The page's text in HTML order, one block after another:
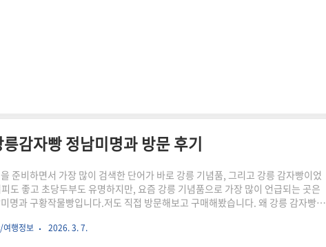
감자빵 정남미명과 방문 후기
준비하면서 가장 많이 검색한 단어가 바로 강릉 기념품, 그리고 강릉 감자빵이었
도 좋고 초당두부도 유명하지만, 요즘 강릉 기념품으로 가장 많이 언급되는 곳은
명과 구황작물빵입니다.저도 직접 방문해보고 구매해봤습니다. 왜 강릉 감자빵이
년부터 이어온 장인 정신을 강조하며 국내산 쌀과 농산물로 만든 VEGGIE RICE
행정보 2026. 3. 7.